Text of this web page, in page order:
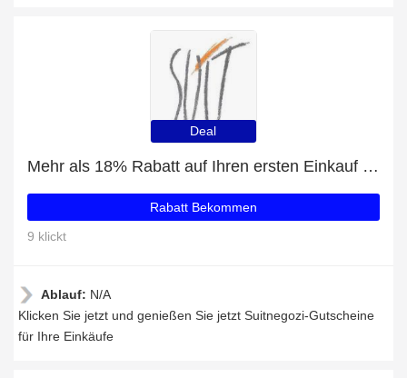
Deal
Mehr als 18% Rabatt auf Ihren ersten Einkauf plus 5% Rabatt auf Parfüm
Rabatt Bekommen
9 klickt
Ablauf: N/A
Klicken Sie jetzt und genießen Sie jetzt Suitnegozi-Gutscheine
für Ihre Einkäufe